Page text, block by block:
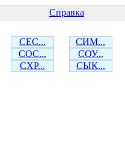
Справка
СЕС... СИМ...
СОС... СОУ...
СХР... СЫК...